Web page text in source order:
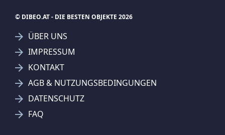
© DIBEO.AT - DIE BESTEN OBJEKTE 2026
ÜBER UNS
IMPRESSUM
KONTAKT
AGB & NUTZUNGSBEDINGUNGEN
DATENSCHUTZ
FAQ